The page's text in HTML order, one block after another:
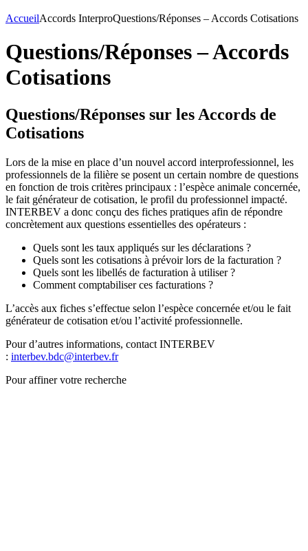
AccueilAccords InterproQuestions/Réponses – Accords Cotisations
Questions/Réponses – Accords
Cotisations
Questions/Réponses sur les Accords de
Cotisations
Lors de la mise en place d’un nouvel accord interprofessionnel, les
professionnels de la filière se posent un certain nombre de questions
en fonction de trois critères principaux : l’espèce animale concernée,
le fait générateur de cotisation, le profil du professionnel impacté.
INTERBEV a donc conçu des fiches pratiques afin de répondre
concrètement aux questions essentielles des opérateurs :
Quels sont les taux appliqués sur les déclarations ?
Quels sont les cotisations à prévoir lors de la facturation ?
Quels sont les libellés de facturation à utiliser ?
Comment comptabiliser ces facturations ?
L’accès aux fiches s’effectue selon l’espèce concernée et/ou le fait
générateur de cotisation et/ou l’activité professionnelle.
Pour d’autres informations, contact INTERBEV
: interbev.bdc@interbev.fr
Pour affiner votre recherche